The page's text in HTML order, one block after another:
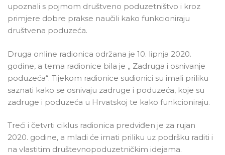
upoznali s pojmom društveno poduzetništvo i kroz
primjere dobre prakse naučili kako funkcioniraju
društvena poduzeća.
Druga online radionica održana je 10. lipnja 2020.
godine, a tema radionice bila je „ Zadruga i osnivanje
poduzeća“. Tijekom radionice sudionici su imali priliku
saznati kako se osnivaju zadruge i poduzeća, koje su
zadruge i poduzeća u Hrvatskoj te kako funkcioniraju.
Treći i četvrti ciklus radionica predviđen je za rujan
2020. godine, a mladi će imati priliku uz podršku raditi i
na vlastitim društevnopoduzetničkim idejama.